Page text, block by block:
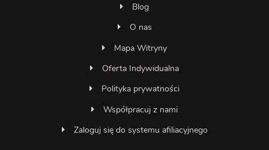
Blog
O nas
Mapa Witryny
Oferta Indywidualna
Polityka prywatności
Współpracuj z nami
Zaloguj się do systemu afiliacyjnego